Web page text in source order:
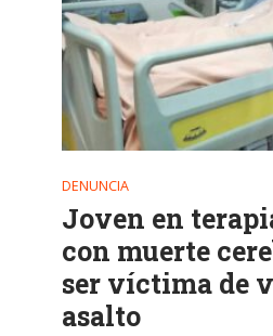
DENUNCIA
Joven en
con muerte
ser víctima de
asalto